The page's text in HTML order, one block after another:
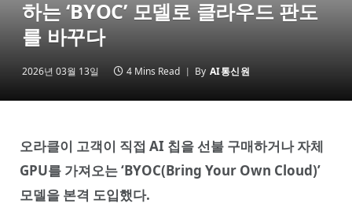
하는 ‘BYOC’ 모델로 클라우드 판도
를 바꾸다
2026년 03월 13일 4 Mins Read By AI통신원
오라클이 고객이 직접 AI 칩을 선불 구매하거나 자체
GPU를 가져오는 ‘BYOC(Bring Your Own Cloud)’
모델을 본격 도입했다.